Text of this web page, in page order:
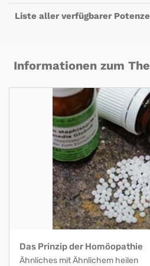
Liste aller verfügbarer
Informationen zum
Das Prinzip der Homöopathie
Ähnliches mit Ähnlichem heilen